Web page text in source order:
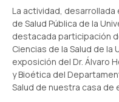
La actividad, desarrollada
de Salud Pública de la
destacada participación
Ciencias de la Salud de la
exposición del Dr. Álvaro
y Bioética del
Salud de nuestra casa de